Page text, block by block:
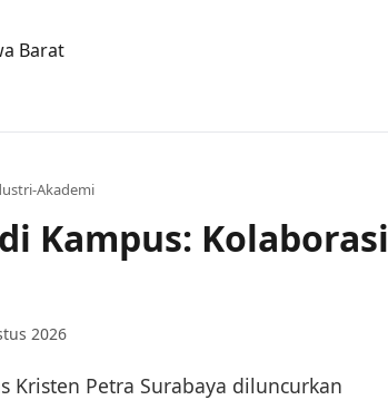
Barat
Akademi
Kampus: Kolaborasi
2026
Kristen Petra Surabaya diluncurkan